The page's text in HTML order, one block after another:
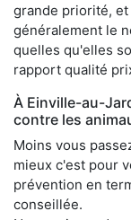
grande priorité,
généralement le
quelles qu'elles
rapport qualité
À Einville-au-
contre les
Moins vous
mieux c'est pour
prévention en
conseillée.